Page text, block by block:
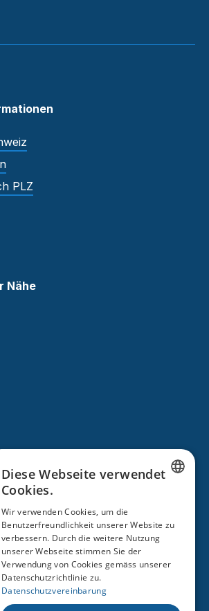
PLZ
Nähe
Auftragsmeisterund
FRENCH
Diese Webseite verwendet
Cookies.
Wir verwenden Cookies, um die
Benutzerfreundlichkeit unserer Website zu
verbessern. Durch die weitere Nutzung
unserer Webseite stimmen Sie der
Verwendung von Cookies gemäss unserer
Datenschutzrichtlinie zu.
Datenschutzvereinbarung